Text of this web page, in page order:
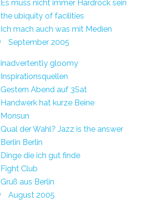
Es muss nicht immer Hardrock sein
the ubiquity of facilities
Ich mach auch was mit Medien
September 2005
inadvertently gloomy
Inspirationsquellen
Gestern Abend auf 3Sat
Handwerk hat kurze Beine
Monsun
Qual der Wahl? Jazz is the answer
Berlin Berlin
Dinge die ich gut finde
Fight Club
Gruß aus Berlin
August 2005